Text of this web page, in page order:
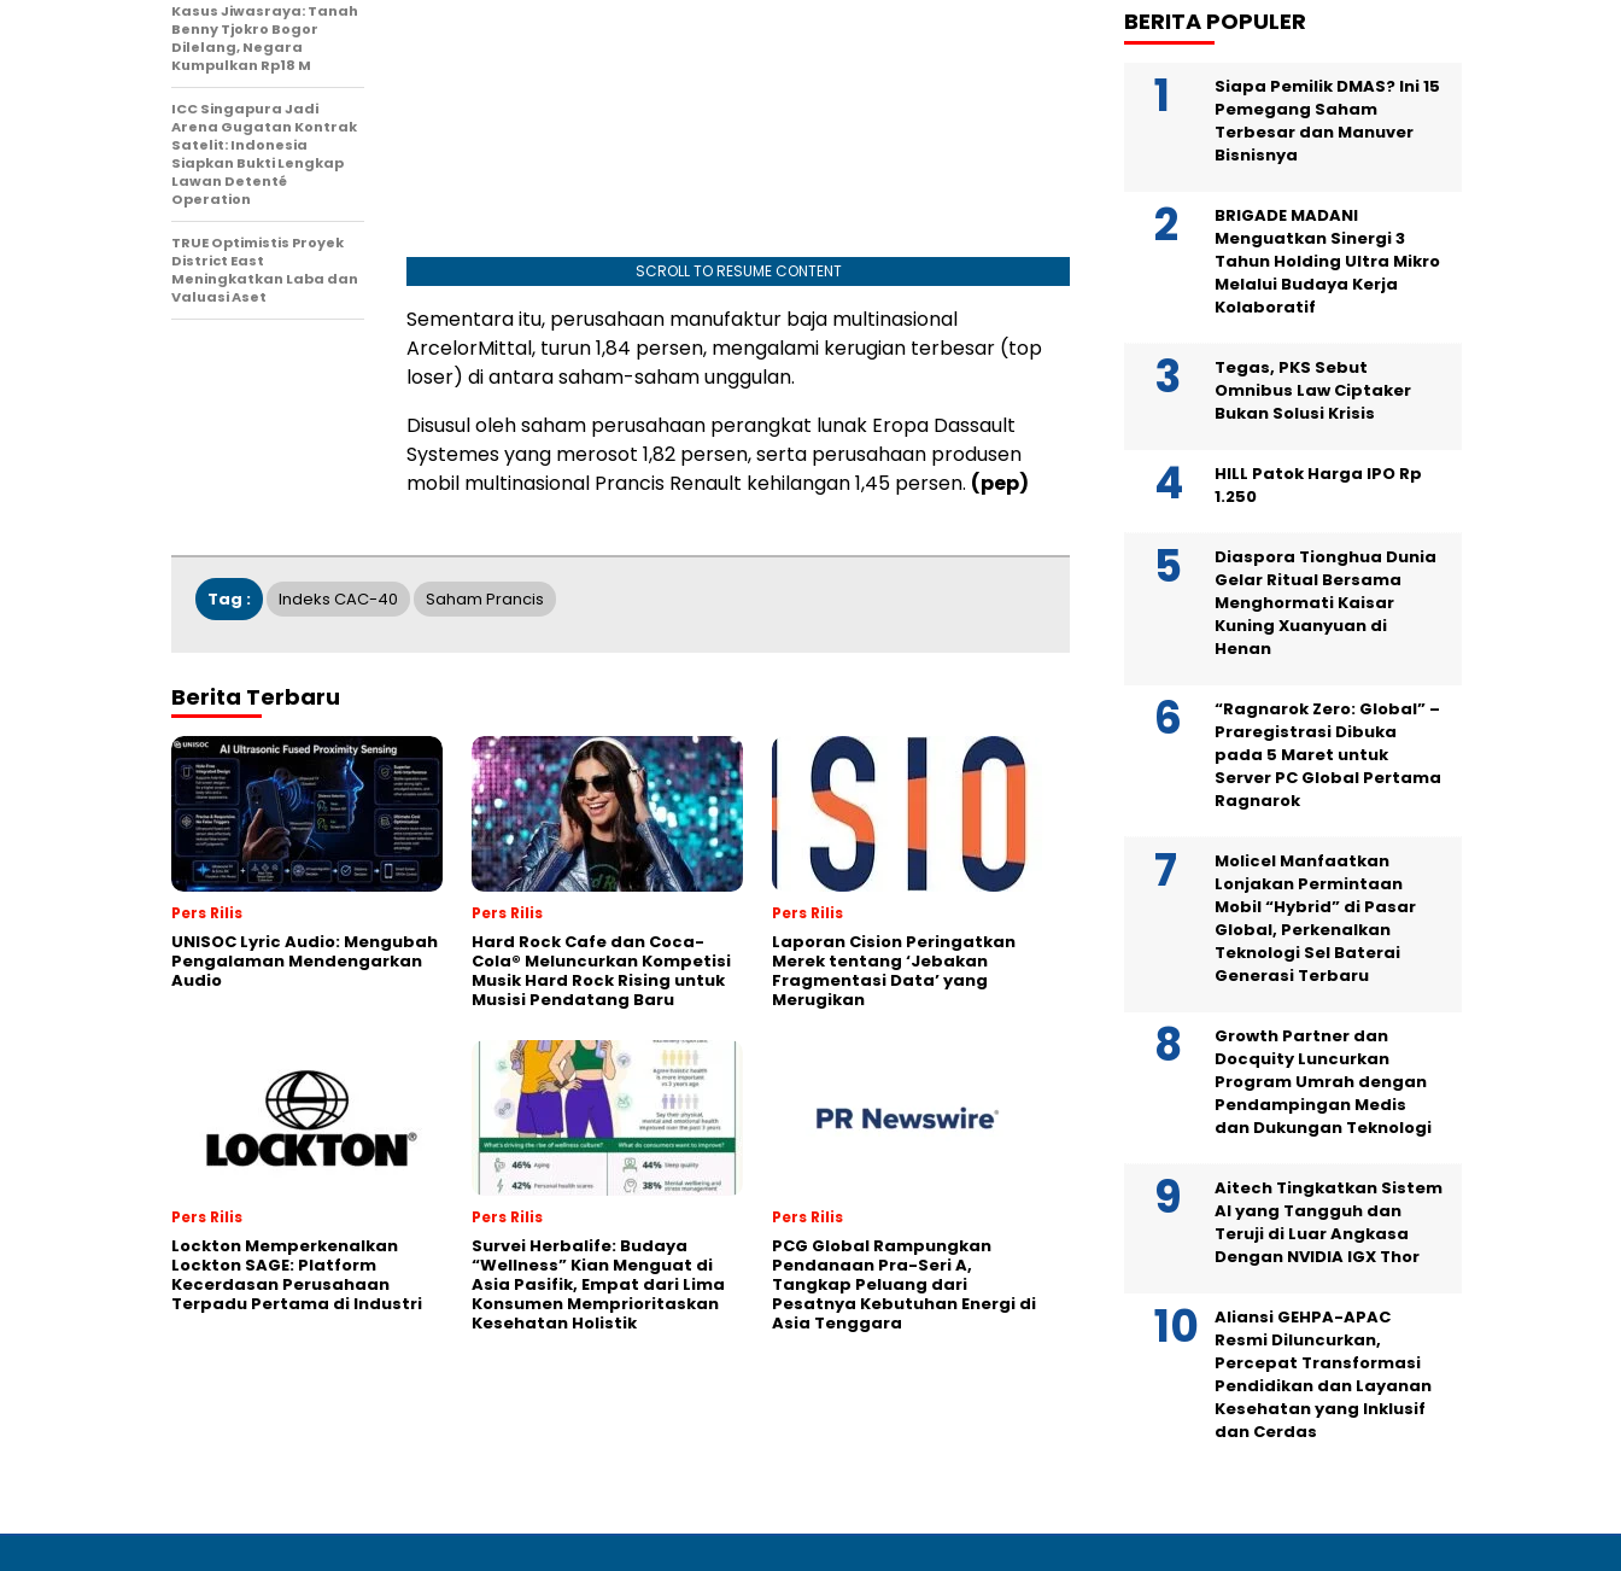
SCROLL TO RESUME CONTENT
Sementara itu, perusahaan manufaktur baja multinasional
ArcelorMittal, turun 1,84 persen, mengalami kerugian terbesar (top
loser) di antara saham-saham unggulan.
Disusul oleh saham perusahaan perangkat lunak Eropa Dassault
Systemes yang merosot 1,82 persen, serta perusahaan produsen
mobil multinasional Prancis Renault kehilangan 1,45 persen. (pep)
Kasus Jiwasraya: Tanah
Benny Tjokro Bogor
Dilelang, Negara
Kumpulkan Rp18 M
ICC Singapura Jadi
Arena Gugatan Kontrak
Satelit: Indonesia
Siapkan Bukti Lengkap
Lawan Detenté
Operation
TRUE Optimistis Proyek
District East
Meningkatkan Laba dan
Valuasi Aset
Tag : Indeks CAC-40 Saham Prancis
Berita Terbaru
Pers Rilis
UNISOC Lyric Audio: Mengubah
Pengalaman Mendengarkan
Audio
Pers Rilis
Hard Rock Cafe dan Coca-
Cola® Meluncurkan Kompetisi
Musik Hard Rock Rising untuk
Musisi Pendatang Baru
Pers Rilis
Laporan Cision Peringatkan
Merek tentang ‘Jebakan
Fragmentasi Data’ yang
Merugikan
Pers Rilis
Lockton Memperkenalkan
Lockton SAGE: Platform
Kecerdasan Perusahaan
Terpadu Pertama di Industri
Pers Rilis
Survei Herbalife: Budaya
“Wellness” Kian Menguat di
Asia Pasifik, Empat dari Lima
Konsumen Memprioritaskan
Kesehatan Holistik
Pers Rilis
PCG Global Rampungkan
Pendanaan Pra-Seri A,
Tangkap Peluang dari
Pesatnya Kebutuhan Energi di
Asia Tenggara
BERITA POPULER
Siapa Pemilik DMAS? Ini 15
Pemegang Saham
Terbesar dan Manuver
Bisnisnya
BRIGADE MADANI
Menguatkan Sinergi 3
Tahun Holding Ultra Mikro
Melalui Budaya Kerja
Kolaboratif
Tegas, PKS Sebut
Omnibus Law Ciptaker
Bukan Solusi Krisis
HILL Patok Harga IPO Rp
1.250
Diaspora Tionghua Dunia
Gelar Ritual Bersama
Menghormati Kaisar
Kuning Xuanyuan di
Henan
“Ragnarok Zero: Global” –
Praregistrasi Dibuka
pada 5 Maret untuk
Server PC Global Pertama
Ragnarok
Molicel Manfaatkan
Lonjakan Permintaan
Mobil “Hybrid” di Pasar
Global, Perkenalkan
Teknologi Sel Baterai
Generasi Terbaru
Growth Partner dan
Docquity Luncurkan
Program Umrah dengan
Pendampingan Medis
dan Dukungan Teknologi
Aitech Tingkatkan Sistem
AI yang Tangguh dan
Teruji di Luar Angkasa
Dengan NVIDIA IGX Thor
Aliansi GEHPA-APAC
Resmi Diluncurkan,
Percepat Transformasi
Pendidikan dan Layanan
Kesehatan yang Inklusif
dan Cerdas